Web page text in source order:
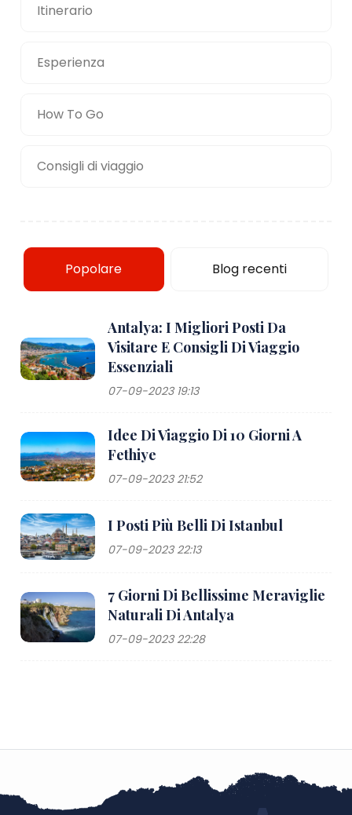
Itinerario
Esperienza
How To Go
Consigli di viaggio
Popolare Blog recenti
Antalya: I Migliori Posti Da
Visitare E Consigli Di Viaggio
Essenziali
07-09-2023 19:13
Idee Di Viaggio Di 10 Giorni A
Fethiye
07-09-2023 21:52
I Posti Più Belli Di Istanbul
07-09-2023 22:13
7 Giorni Di Bellissime Meraviglie
Naturali Di Antalya
07-09-2023 22:28